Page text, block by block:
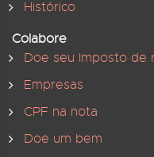
Histórico
Colabore
Doe seu Imposto de
Empresas
CPF na nota
Doe um bem